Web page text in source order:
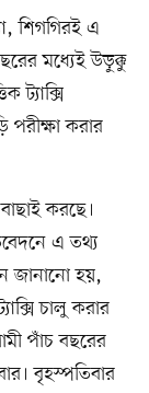
শিগগিরই এ
মধ্যেই উড়ুক্কু
ট্যাক্সি
পরীক্ষা করার
করছে।
এ তথ্য
জানানো হয়,
চালু করার
পাঁচ বছরের
বৃহস্পতিবার